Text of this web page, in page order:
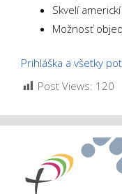
Skvelí
Možnosť
Prihláška a všetky
Post Views: 120